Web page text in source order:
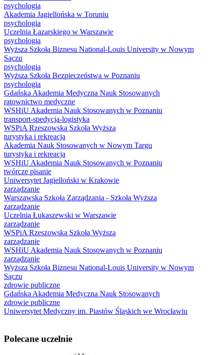
psychologia
Akademia Jagiellońska w Toruniu
psychologia
Uczelnia Łazarskiego w Warszawie
psychologia
Wyższa Szkoła Biznesu National-Louis University w Nowym
Sączu
psychologia
Wyższa Szkoła Bezpieczeństwa w Poznaniu
psychologia
Gdańska Akademia Medyczna Nauk Stosowanych
ratownictwo medyczne
WSHiU Akademia Nauk Stosowanych w Poznaniu
transport-spedycja-logistyka
WSPiA Rzeszowska Szkoła Wyższa
turystyka i rekreacja
Akademia Nauk Stosowanych w Nowym Targu
turystyka i rekreacja
WSHiU Akademia Nauk Stosowanych w Poznaniu
twórcze pisanie
Uniwersytet Jagielloński w Krakowie
zarządzanie
Warszawska Szkoła Zarządzania - Szkoła Wyższa
zarządzanie
Uczelnia Łukaszewski w Warszawie
zarządzanie
WSPiA Rzeszowska Szkoła Wyższa
zarządzanie
WSHiU Akademia Nauk Stosowanych w Poznaniu
zarządzanie
Wyższa Szkoła Biznesu National-Louis University w Nowym
Sączu
zdrowie publiczne
Gdańska Akademia Medyczna Nauk Stosowanych
zdrowie publiczne
Uniwersytet Medyczny im. Piastów Śląskich we Wrocławiu
Polecane uczelnie